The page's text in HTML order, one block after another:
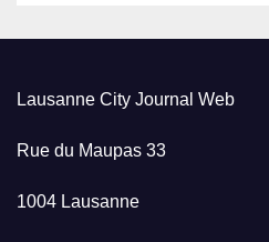
Lausanne City Journal Web
Rue du Maupas 33
1004 Lausanne